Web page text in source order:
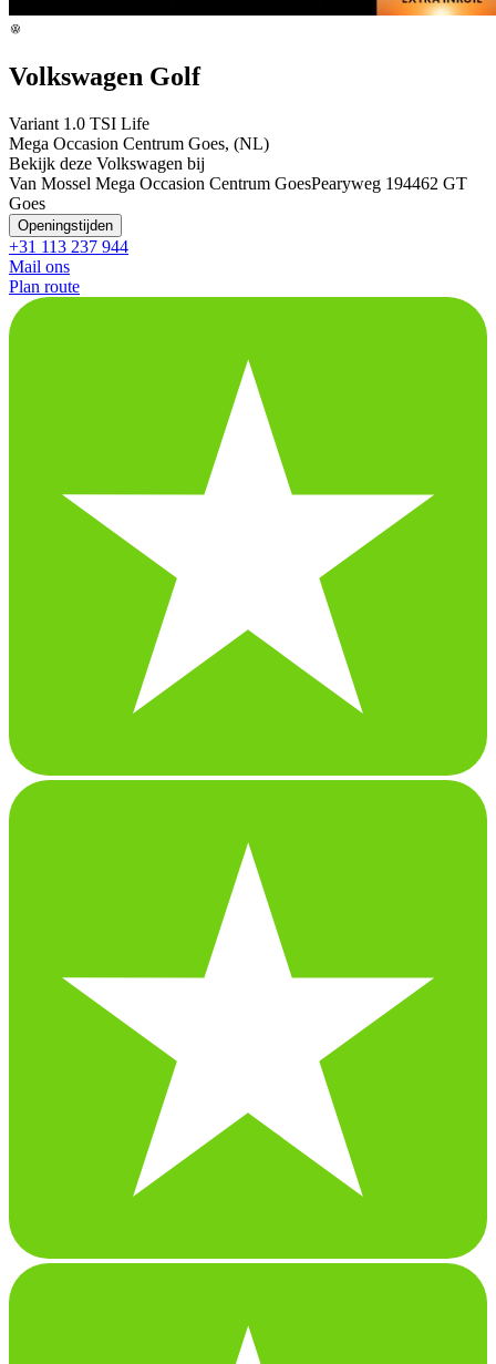
Volkswagen Golf
Variant 1.0 TSI Life
Mega Occasion Centrum Goes, (NL)
Bekijk deze Volkswagen bij
Van Mossel Mega Occasion Centrum GoesPearyweg 194462 GT
Goes
Openingstijden
+31 113 237 944
Mail ons
Plan route